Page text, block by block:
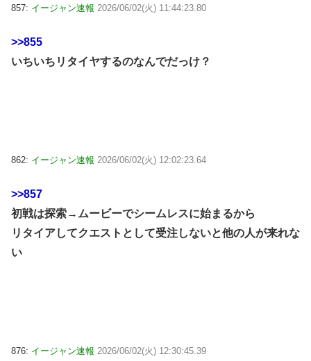
857: イージャン速報 2026/06/02(火) 11:44:23.80
>>855
いちいちリタイヤするのなんでだっけ？
862: イージャン速報 2026/06/02(火) 12:02:23.64
>>857
初戦は探索→ムービーでシームレスに始まるから
リタイアしてクエストとして受注しないと他の人が来れな
い
876: イージャン速報 2026/06/02(火) 12:30:45.39